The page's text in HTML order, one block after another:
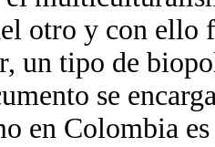
otro y con ello
un tipo de
se
en Colombia